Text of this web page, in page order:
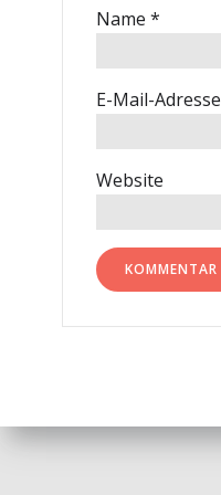
Name *
E-Mail-Adresse
Website